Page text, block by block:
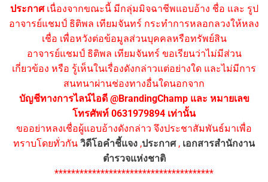
ประกาศเนื่องจากขณะนี้ มีกลุ่มมิจฉาชีพแอบอ้าง ชื่อ และ รูป
อาจารย์แชมป์ ธิติพล เทียมจันทร์ กระทำการหลอกลวงให้หลง
เชื่อ เพื่อหวังต่อข้อมูลส่วนบุคคลหรือทรัพย์สิน
อาจารย์แชมป์ ธิติพล เทียมจันทร์ ขอเรียนว่าไม่มีส่วน
เกี่ยวข้อง หรือ รู้เห็นในเรื่องดังกล่าวแต่อย่างใด และไม่มีการ
สนทนาผ่านช่องทางอื่นใดนอกจาก
บัญชีทางการไลน์ไอดี @BrandingChamp และ หมายเลข
โทรศัพท์ 0631979894 เท่านั้น
ขออย่าหลงเชื่อผู้แอบอ้างดังกล่าว จึงประชาสัมพันธ์มาเพื่อ
ทราบโดยทั่วกัน วิดีโอคำชี้แจง ,ประกาศ, เอกสารสำนักงาน
ตำรวจแห่งชาติ
**************************************